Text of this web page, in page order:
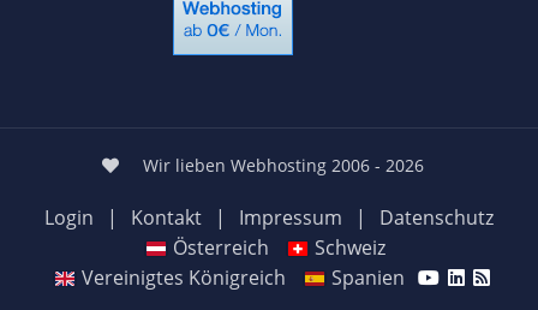
Wir lieben Webhosting 2006 - 2026
Login | Kontakt | Impressum |
Datenschutz
Österreich
Schweiz
Vereinigtes Königreich
Spanien